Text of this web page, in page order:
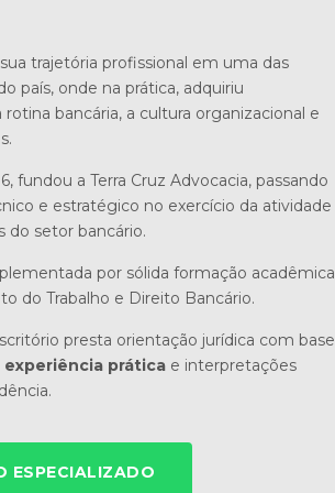
trajetória profissional em uma das
país, onde na prática, adquiriu
bancária, a cultura organizacional e
fundou a Terra Cruz Advocacia, passando
e estratégico no exercício da atividade
do setor bancário.
por sólida formação acadêmica
do Trabalho e Direito Bancário.
presta orientação jurídica com base
prática e interpretações
ESPECIALIZADO